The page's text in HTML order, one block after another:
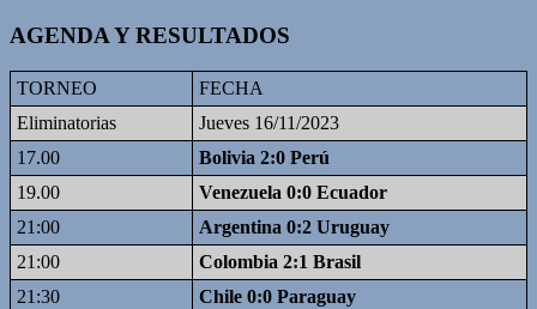
AGENDA Y RESULTADOS
TORNEO
FECHA
Eliminatorias
Jueves 16/11/2023
17.00
Bolivia 2:0 Perú
19.00
Venezuela 0:0 Ecuador
21:00
Argentina 0:2 Uruguay
21:00
Colombia 2:1 Brasil
21:30
Chile 0:0 Paraguay